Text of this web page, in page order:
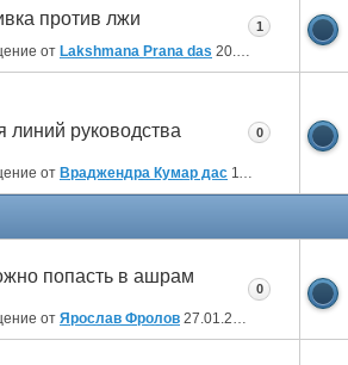
против лжи
от Lakshmana Prana das 20.10.2014 12:14
1
линий руководства
от Враджендра Кумар дас 11.07.2012
0
попасть в ашрам
от Ярослав Фролов 27.01.2025
0